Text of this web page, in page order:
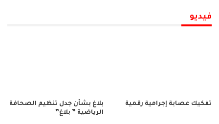
فيديو
تفكيك عصابة إجرامية رقمية
بلاغ بشأن جدل تنظيم الصحافة
الرياضية ” بلاغ”